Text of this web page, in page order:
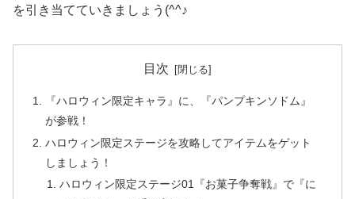
を引き当てていきましょう(^^♪
目次
『ハロウィン限定キャラ』に、『パンプキンソドム』
が参戦！
ハロウィン限定ステージを攻略してアイテムをゲット
しましょう！
ハロウィン限定ステージ01『お菓子争奪戦』で『に